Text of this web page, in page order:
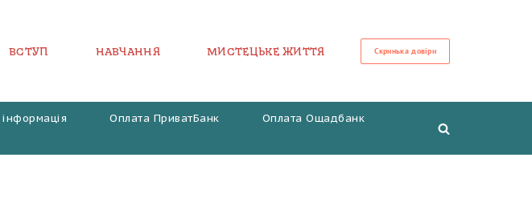
ВСТУП НАВЧАННЯ МИСТЕЦЬКЕ ЖИТТЯ Скринька довіри
Оплата ПриватБанк
Оплата Ощадбанк